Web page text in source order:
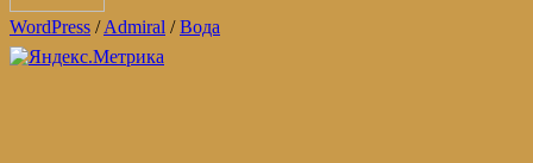
WordPress /Admiral /Вода